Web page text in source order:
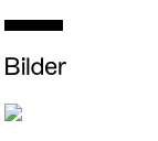
Bilder